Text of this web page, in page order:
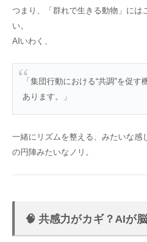
つまり、「群れで生きる動物」には
い。
AIいわく、
「集団行動における“共調”を促す
あります。」
一緒にリズムを整える、みたいな感
の円陣みたいなノリ。
🧠 共感力がカギ？AIが